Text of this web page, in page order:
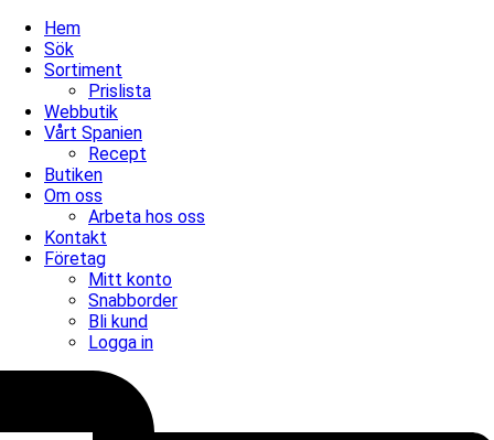
Hem
Sök
Sortiment
Prislista
Webbutik
Vårt Spanien
Recept
Butiken
Om oss
Arbeta hos oss
Kontakt
Företag
Mitt konto
Snabborder
Bli kund
Logga in